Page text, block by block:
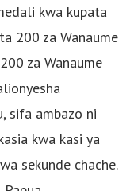
kwa kupata
200 za Wanaume
za Wanaume
sifa ambazo ni
kwa kasi ya
sekunde chache.